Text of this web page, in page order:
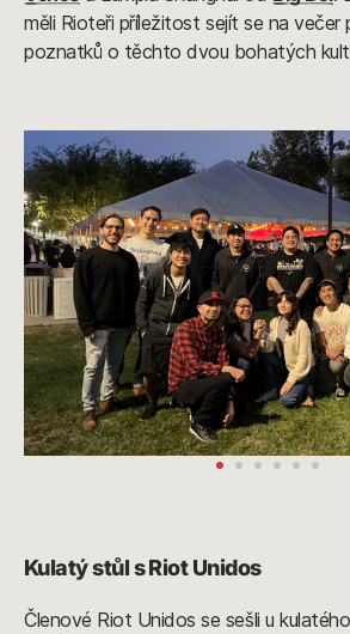
měli Rioteři příležitost sejít se na večer
poznatků o těchto dvou bohatých
Kulatý stůl s Riot Unidos
Členové Riot Unidos se sešli u